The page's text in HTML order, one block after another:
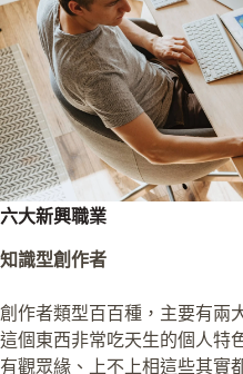
六大新興職業
知識型創作者
創作者類型百百種，主要有兩
這個東西非常吃天生的個人特
有觀眾緣、上不上相這些其實